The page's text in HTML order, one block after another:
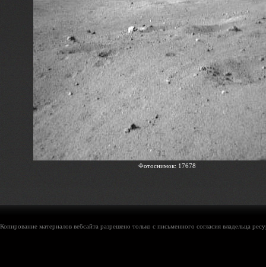
Фотоснимок: 17678
Копирование материалов вебсайта разрешено только с письменного согласия владельца